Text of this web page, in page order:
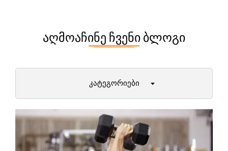
ᲐᲦᲛᲝᲐᲩᲘᲜᲔ ᲩᲕᲔᲜᲘ ᲑᲚᲝᲒᲘ
ᲙᲐᲢᲔᲒᲝᲠᲘᲔᲑᲘ
პირველი ნაბიჯები ფიტნესში
ქალბატონები (12+)